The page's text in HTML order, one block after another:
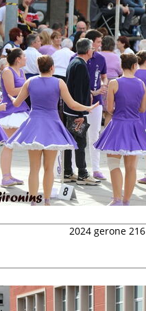
2024 gerone 216